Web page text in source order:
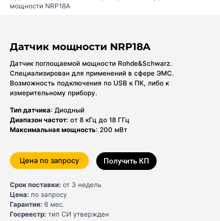
мощности NRP18A
Датчик мощности NRP18A
Датчик поглощаемой мощности Rohde&Schwarz.
Специализирован для применений в сфере ЭМС.
Возможность подключения по USB к ПК, либо к
измерительному прибору.
Тип датчика: Диодный
Диапазон частот: от 8 кГц до 18 ГГц
Максимальная мощность: 200 мВт
Цена по запросу Получить КП
Срок поставки: от 3 недель
Цена: по запросу
Гарантия: 6 мес.
Госреестр: тип СИ утвержден